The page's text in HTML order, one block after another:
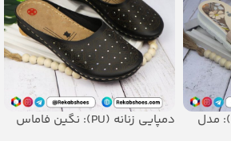
دمپایی زنانه (Airblowing): مدل
دمپایی زنانه (PU): نگین فاماس